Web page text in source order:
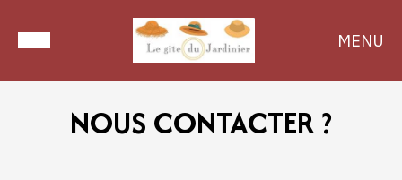
MENU
NOUS CONTACTER ?